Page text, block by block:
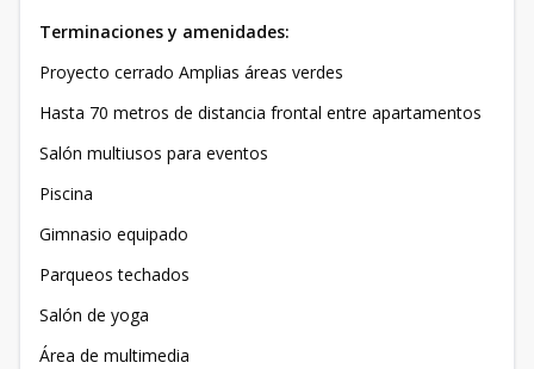
Terminaciones y amenidades:
Proyecto cerrado Amplias áreas verdes
Hasta 70 metros de distancia frontal entre apartamentos
Salón multiusos para eventos
Piscina
Gimnasio equipado
Parqueos techados
Salón de yoga
Área de multimedia